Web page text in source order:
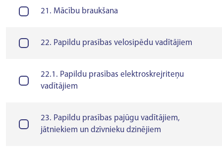
21. Mācību braukšana
22. Papildu prasības velosipēdu vadītājiem
22.1. Papildu prasības elektroskrejriteņu
vadītājiem
23. Papildu prasības pajūgu vadītājiem,
jātniekiem un dzīvnieku dzinējiem